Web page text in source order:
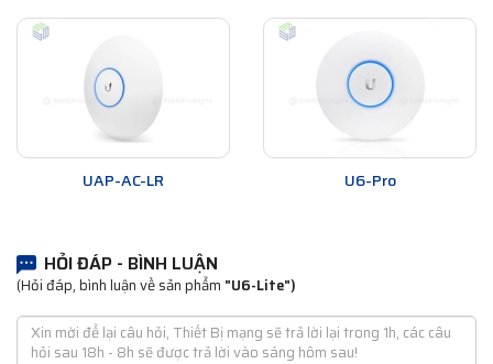
UAP-AC-LR U6-Pro
HỎI ĐÁP - BÌNH LUẬN
(Hỏi đáp, bình luận về sản phẩm "U6-Lite")